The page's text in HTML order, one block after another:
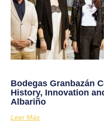
Bodegas Granbazán
History, Innovation
Albariño
Leer Más